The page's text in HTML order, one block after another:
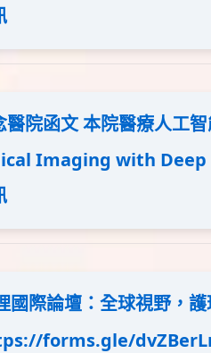
醫院函文 本院醫療人工
Imaging with
國際論壇：全球視野，
forms.gle/